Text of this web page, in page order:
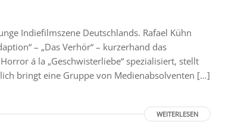
Indiefilmszene Deutschlands. Rafael Kühn
– „Das Verhör“ – kurzerhand das
á la „Geschwisterliebe“ spezialisiert, stellt
bringt eine Gruppe von Medienabsolventen […]
WEITERLESEN